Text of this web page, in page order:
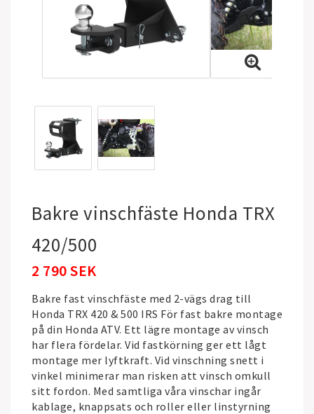
Bakre vinschfäste Honda TRX
420/500
2 790 SEK
Bakre fast vinschfäste med 2-vägs drag till
Honda TRX 420 & 500 IRS För fast bakre montage
på din Honda ATV. Ett lägre montage av vinsch
har flera fördelar. Vid fastkörning ger ett lågt
montage mer lyftkraft. Vid vinschning snett i
vinkel minimerar man risken att vinsch omkull
sitt fordon. Med samtliga våra vinschar ingår
kablage, knappsats och roller eller linstyrning